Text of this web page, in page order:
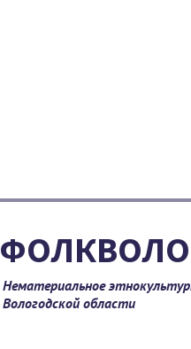
Нематериальное
Вологодской области